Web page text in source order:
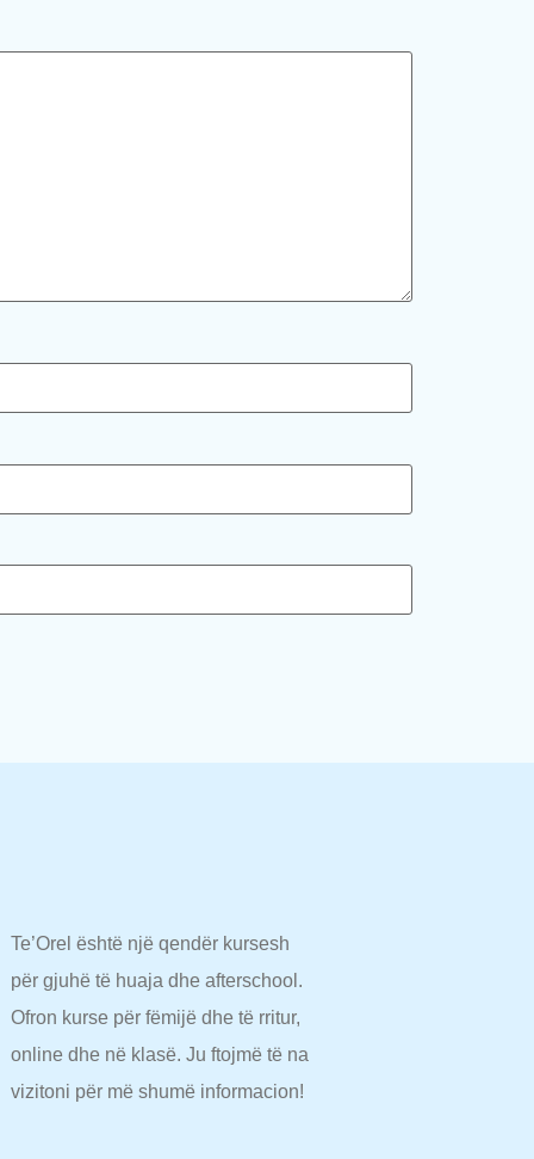
Te’Orel është një qendër kursesh
për gjuhë të huaja dhe afterschool.
Ofron kurse për fëmijë dhe të rritur,
online dhe në klasë. Ju ftojmë të na
vizitoni për më shumë informacion!